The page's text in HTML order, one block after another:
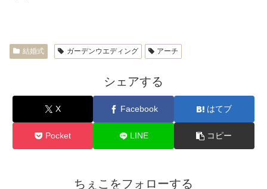
結婚式 ガーデンウエディング アーチ
シェアする
X Facebook はてブ
Pocket LINE コピー
ちぇこをフォローする